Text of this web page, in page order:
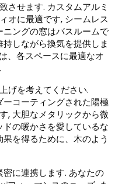
させます. カスタムアルミ
オに最適です, シームレス
ングの窓はバスルームで
しながら換気を提供しま
、各スペースに最適なオ
げを考えてください.
コーティングされた陽極
, 大胆なメタリックから微
の暖かさを愛しているな
を得るために、木のよう
に連携します. あなたの